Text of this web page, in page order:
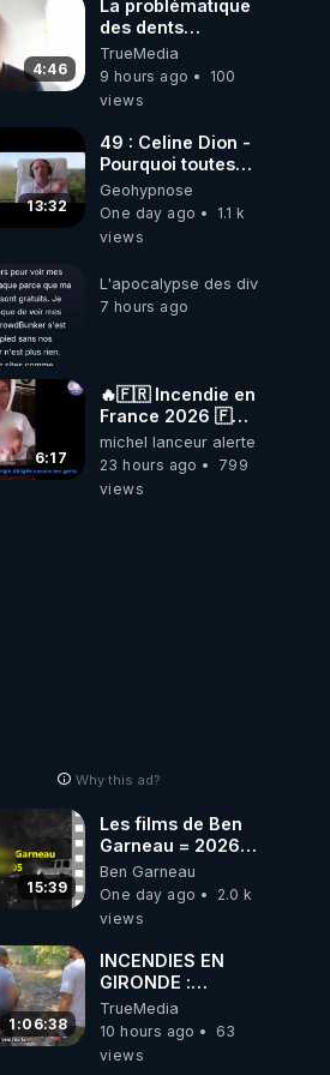
4:46
La problématique
des dents
dévitalisées et
des implants
TrueMedia
9 hours ago
100
views
13:32
49 : Celine Dion -
Pourquoi toutes
ces rumeurs ?
Enquête sous
hypnose
Geohypnose
One day ago
1.1 k
views
L'apocalypse des divulgations
7 hours ago
6:17
🔥🇫🇷 Incendie en
France 2026 🇫🇷
🔥 💥Criminel ou
coincidence
naturelle?💥
michel lanceur alerte
23 hours ago
799
views
Why this ad?
15:39
Les films de Ben
Garneau = 2026-
08-05
Ben Garneau
One day ago
2.0 k
views
1:06:38
INCENDIES EN
GIRONDE :
L'HISTOIRE DE
CEUX QUI SONT
RESTÉS
TrueMedia
10 hours ago
63
views